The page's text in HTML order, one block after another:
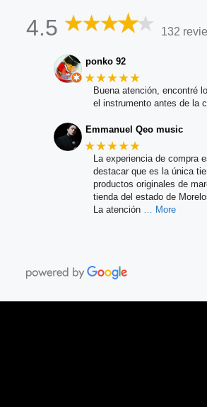
4.5 132
ponko 92
★★★★★
Buena atención, encontré
el instrumento antes de la
Emmanuel Qeo music
★★★★★
La experiencia de compra
destacar que es la única
productos originales de
tienda del estado de
La atención … More